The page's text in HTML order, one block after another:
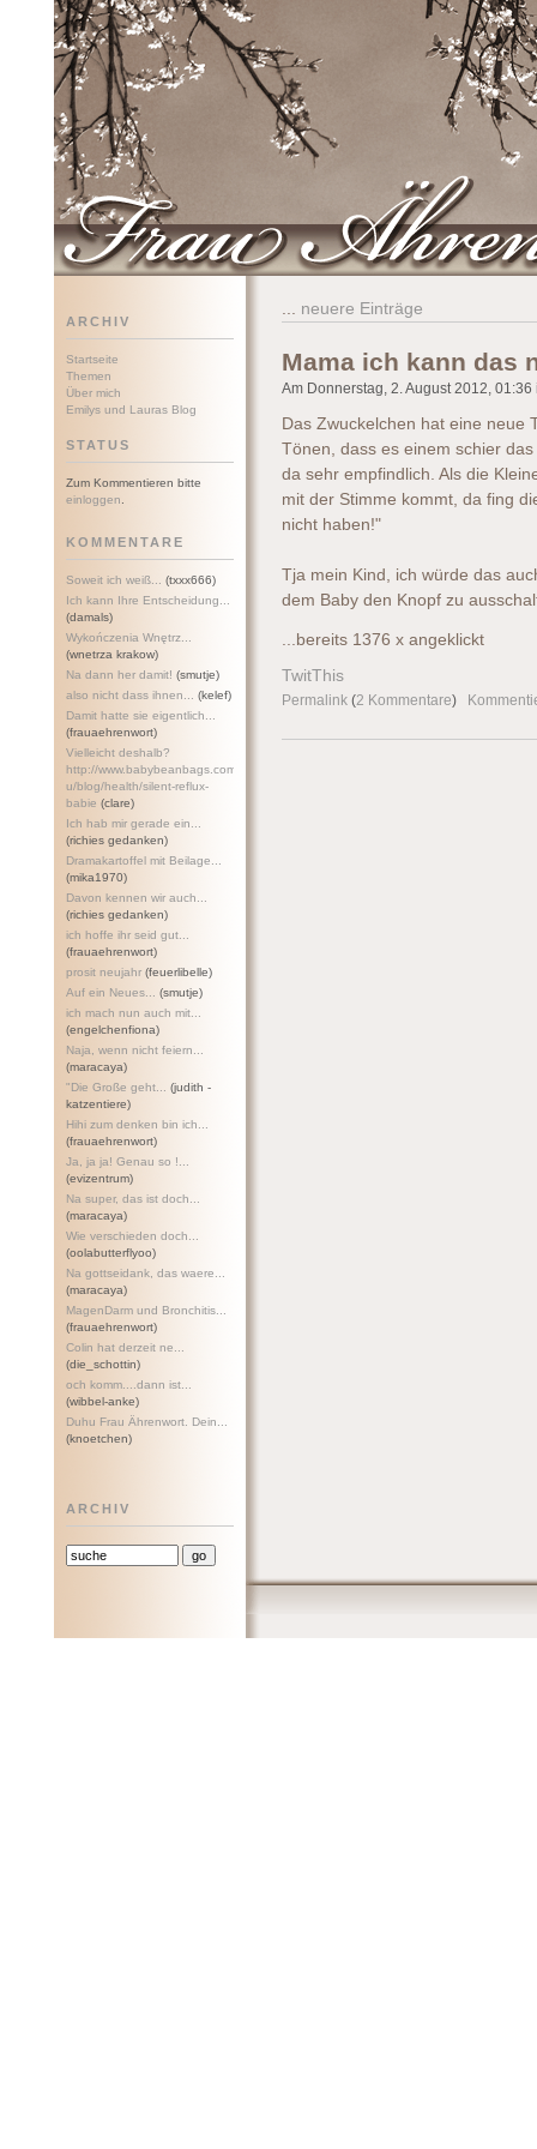
ARCHIV
Startseite
Themen
Über mich
Emilys und Lauras Blog
STATUS
Zum Kommentieren bitte
einloggen
KOMMENTARE
Soweit ich weiß...
(txxx666)
Ich kann Ihre Entscheidung...
(damals)
Wykończenia Wnętrz...
(wnetrza krakow)
Na dann her damit! (smutje)
also nicht dass ihnen...
(kelef)
Damit hatte sie eigentlich...
(frauaehrenwort)
Vielleicht deshalb?
http://www.babybeanbags.com.a
u/blog/health/silent-reflux-
babie (clare)
Ich hab mir gerade ein...
(richies gedanken)
Dramakartoffel mit Beilage...
(mika1970)
Davon kennen wir auch...
(richies gedanken)
ich hoffe ihr seid gut...
(frauaehrenwort)
prosit neujahr (feuerlibelle)
Auf ein Neues...
(smutje)
ich mach nun auch mit...
(engelchenfiona)
Naja, wenn nicht feiern...
(maracaya)
"Die Große geht...
(judith -
katzentiere)
Hihi zum denken bin ich...
(frauaehrenwort)
Ja, ja ja! Genau so !...
(evizentrum)
Na super, das ist doch...
(maracaya)
Wie verschieden doch...
(oolabutterflyoo)
Na gottseidank, das waere...
(maracaya)
MagenDarm und Bronchitis...
(frauaehrenwort)
Colin hat derzeit ne...
(die_schottin)
och komm....dann ist...
(wibbel-anke)
Duhu Frau Ährenwort. Dein...
(knoetchen)
ARCHIV
... neuere Einträge
Mama ich kann das
Am Donnerstag, 2. August 2012, 01:36
Das Zwuckelchen hat eine neue
Tönen, dass es einem schier
da sehr empfindlich. Als die
mit der Stimme kommt, da fing
nicht haben!"
Tja mein Kind, ich würde das
dem Baby den Knopf zu
...bereits 1376 x angeklickt
TwitThis
Permalink (2 Kommentare)